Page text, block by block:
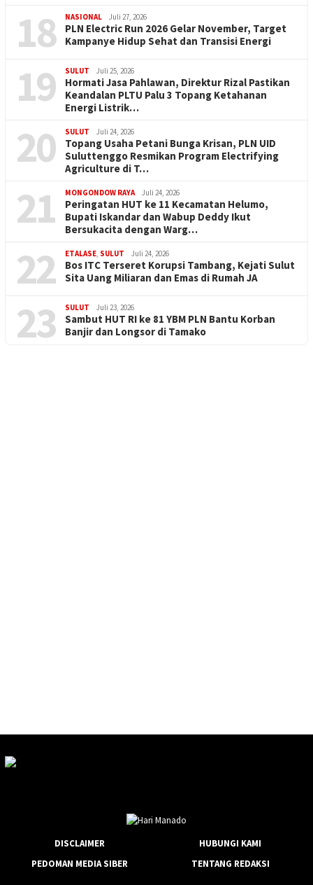
18 NASIONAL Juli 27, 2026
PLN Electric Run 2026 Gelar November, Target
Kampanye Hidup Sehat dan Transisi Energi
19 SULUT Juli 25, 2026
Hormati Jasa Pahlawan, Direktur Rizal Pastikan
Keandalan PLTU Palu 3 Topang Ketahanan
Energi Listrik…
20 SULUT Juli 24, 2026
Topang Usaha Petani Bunga Krisan, PLN UID
Suluttenggo Resmikan Program Electrifying
Agriculture di T…
21 MONGONDOW RAYA Juli 24, 2026
Peringatan HUT ke 11 Kecamatan Helumo,
Bupati Iskandar dan Wabup Deddy Ikut
Bersukacita dengan Warg…
22 ETALASE, SULUT Juli 24, 2026
Bos ITC Terseret Korupsi Tambang, Kejati Sulut
Sita Uang Miliaran dan Emas di Rumah JA
23 SULUT Juli 23, 2026
Sambut HUT RI ke 81 YBM PLN Bantu Korban
Banjir dan Longsor di Tamako
DISCLAIMER
HUBUNGI KAMI
PEDOMAN MEDIA SIBER
TENTANG REDAKSI